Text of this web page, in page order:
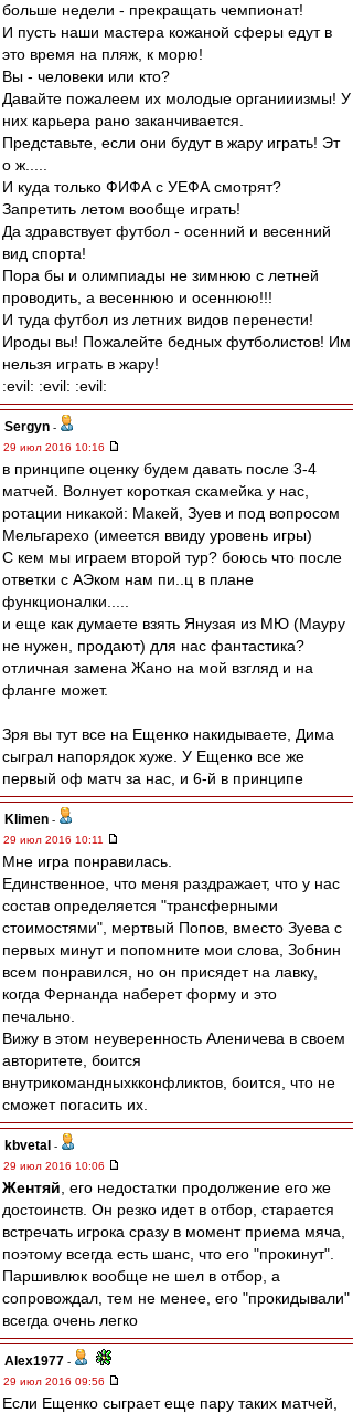
больше недели - прекращать чемпионат!
И пусть наши мастера кожаной сферы едут в
это время на пляж, к морю!
Вы - человеки или кто?
Давайте пожалеем их молодые органииизмы! У
них карьера рано заканчивается.
Представьте, если они будут в жару играть! Эт
о ж.....
И куда только ФИФА с УЕФА смотрят?
Запретить летом вообще играть!
Да здравствует футбол - осенний и весенний
вид спорта!
Пора бы и олимпиады не зимнюю с летней
проводить, а весеннюю и осеннюю!!!
И туда футбол из летних видов перенести!
Ироды вы! Пожалейте бедных футболистов! Им
нельзя играть в жару!
:evil: :evil: :evil:
Sergyn -
29 июл 2016 10:16
в принципе оценку будем давать после 3-4
матчей. Волнует короткая скамейка у нас,
ротации никакой: Макей, Зуев и под вопросом
Мельгарехо (имеется ввиду уровень игры)
С кем мы играем второй тур? боюсь что после
ответки с АЭком нам пи..ц в плане
функционалки.....
и еще как думаете взять Янузая из МЮ (Мауру
не нужен, продают) для нас фантастика?
отличная замена Жано на мой взгляд и на
фланге может.
Зря вы тут все на Ещенко накидываете, Дима
сыграл напорядок хуже. У Ещенко все же
первый оф матч за нас, и 6-й в принципе
Klimen -
29 июл 2016 10:11
Мне игра понравилась.
Единственное, что меня раздражает, что у нас
состав определяется "трансферными
стоимостями", мертвый Попов, вместо Зуева с
первых минут и попомните мои слова, Зобнин
всем понравился, но он присядет на лавку,
когда Фернанда наберет форму и это
печально.
Вижу в этом неуверенность Аленичева в своем
авторитете, боится
внутрикомандныхкконфликтов, боится, что не
сможет погасить их.
kbvetal -
29 июл 2016 10:06
Жентяй , его недостатки продолжение его же
достоинств. Он резко идет в отбор, старается
встречать игрока сразу в момент приема мяча,
поэтому всегда есть шанс, что его "прокинут".
Паршивлюк вообще не шел в отбор, а
сопровождал, тем не менее, его "прокидывали"
всегда очень легко
Alex1977 -
29 июл 2016 09:56
Если Ещенко сыграет еще пару таких матчей,